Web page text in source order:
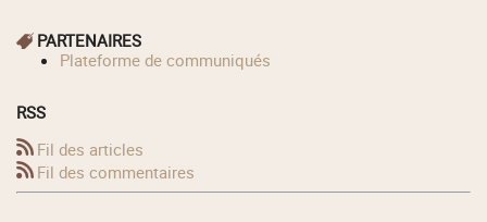
PARTENAIRES
Plateforme de communiqués
RSS
Fil des articles
Fil des commentaires